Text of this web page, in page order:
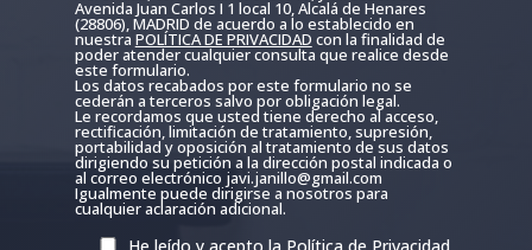
Avenida Juan Carlos I 1 local 10, Alcalá de Henares
(28806), MADRID de acuerdo a lo establecido en
nuestra POLÍTICA DE PRIVACIDAD con la finalidad de
poder atender cualquier consulta que realice desde
este formulario.
Los datos recabados por este formulario no se
cederán a terceros salvo por obligación legal.
Le recordamos que usted tiene derecho al acceso,
rectificación, limitación de tratamiento, supresión,
portabilidad y oposición al tratamiento de sus datos
dirigiendo su petición a la dirección postal indicada o
al correo electrónico javi.janillo@gmail.com
Igualmente puede dirigirse a nosotros para
cualquier aclaración adicional.